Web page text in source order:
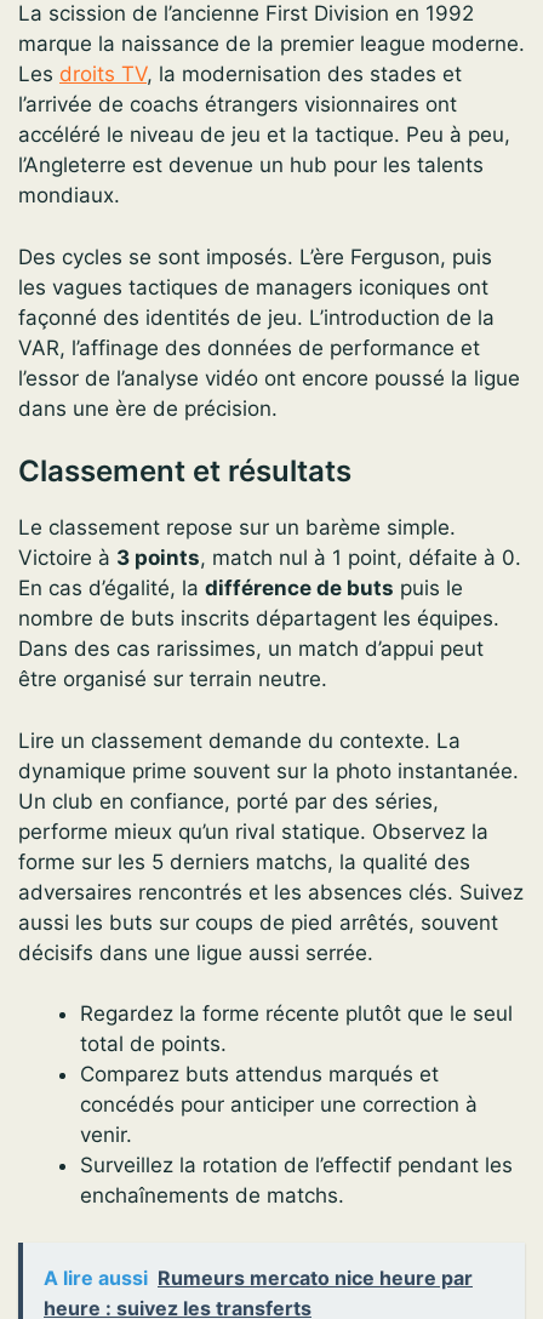
La scission de l’ancienne First Division en 1992
marque la naissance de la premier league moderne.
Les droits TV, la modernisation des stades et
l’arrivée de coachs étrangers visionnaires ont
accéléré le niveau de jeu et la tactique. Peu à peu,
l’Angleterre est devenue un hub pour les talents
mondiaux.
Des cycles se sont imposés. L’ère Ferguson, puis
les vagues tactiques de managers iconiques ont
façonné des identités de jeu. L’introduction de la
VAR, l’affinage des données de performance et
l’essor de l’analyse vidéo ont encore poussé la ligue
dans une ère de précision.
Classement et résultats
Le classement repose sur un barème simple.
Victoire à 3 points, match nul à 1 point, défaite à 0.
En cas d’égalité, la différence de buts puis le
nombre de buts inscrits départagent les équipes.
Dans des cas rarissimes, un match d’appui peut
être organisé sur terrain neutre.
Lire un classement demande du contexte. La
dynamique prime souvent sur la photo instantanée.
Un club en confiance, porté par des séries,
performe mieux qu’un rival statique. Observez la
forme sur les 5 derniers matchs, la qualité des
adversaires rencontrés et les absences clés. Suivez
aussi les buts sur coups de pied arrêtés, souvent
décisifs dans une ligue aussi serrée.
Regardez la forme récente plutôt que le seul
total de points.
Comparez buts attendus marqués et
concédés pour anticiper une correction à
venir.
Surveillez la rotation de l’effectif pendant les
enchaînements de matchs.
A lire aussi Rumeurs mercato nice heure par
heure : suivez les transferts